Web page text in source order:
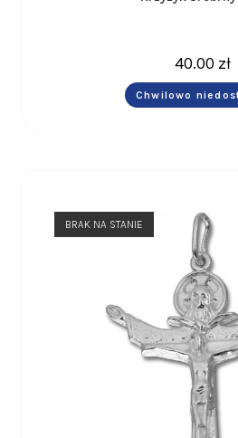
40.00 zł
Chwilowo
BRAK NA STANIE